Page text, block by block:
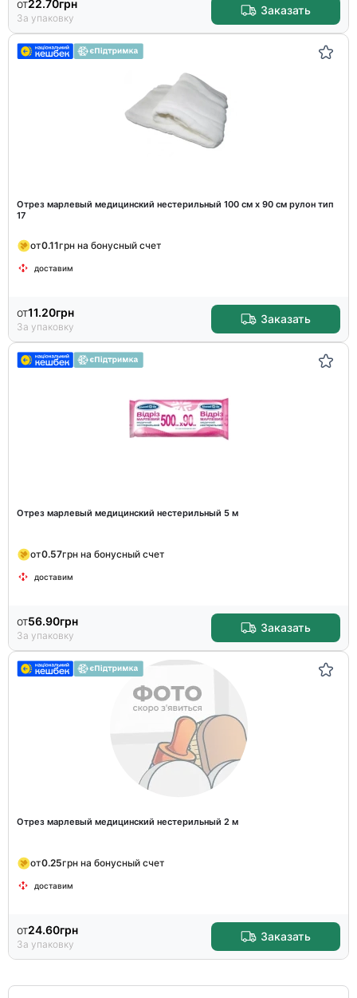
от22.70грн
За упаковку
Заказать
Отрез марлевый медицинский нестерильный 100 см х 90 см рулон тип
17
от0.11грн на бонусный счет
доставим
от11.20грн
За упаковку
Заказать
Отрез марлевый медицинский нестерильный 5 м
от0.57грн на бонусный счет
доставим
от56.90грн
За упаковку
Заказать
Отрез марлевый медицинский нестерильный 2 м
от0.25грн на бонусный счет
доставим
от24.60грн
За упаковку
Заказать